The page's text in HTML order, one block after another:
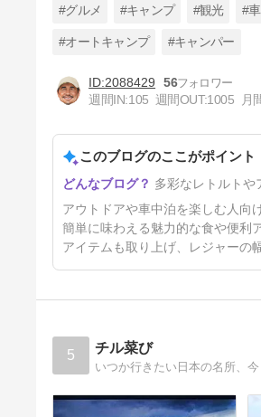
【便利さに納得！】300Wでポ
ータブル電源でのし使用も可
「ALILIY LW-K03X」
#グルメ #キャンプ #観光 #
#オートキャンプ #キャンパー
2088429
56
週間IN:105 週間OUT:1005 月
このブログのここがポイント
多彩なレトルトや
アウトドアや車中泊を楽しむ人向
簡単に味わえる魅力的な食や便利
アイテムも取り上げ、レジャーの
5 チル菜び
いつか行きたい日本の名所、